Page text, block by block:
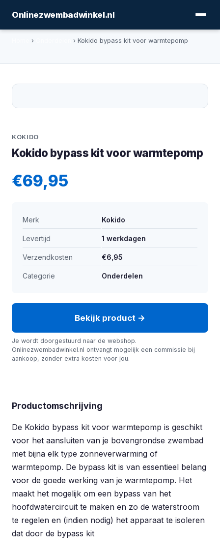
Onlinezwembadwinkel.nl
› › Kokido bypass kit voor warmtepomp
KOKIDO
Kokido bypass kit voor warmtepomp
€69,95
Merk Kokido
Levertijd 1 werkdagen
Verzendkosten €6,95
Categorie Onderdelen
Bekijk product →
Je wordt doorgestuurd naar de webshop.
Onlinezwembadwinkel.nl ontvangt mogelijk een commissie bij
aankoop, zonder extra kosten voor jou.
Productomschrijving
De Kokido bypass kit voor warmtepomp is geschikt
voor het aansluiten van je bovengrondse zwembad
met bijna elk type zonneverwarming of
warmtepomp. De bypass kit is van essentieel belang
voor de goede werking van je warmtepomp. Het
maakt het mogelijk om een bypass van het
hoofdwatercircuit te maken en zo de waterstroom
te regelen en (indien nodig) het apparaat te isoleren
dat door de bypass kit